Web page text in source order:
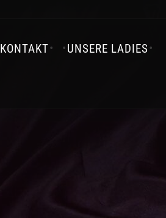
KONTAKT UNSERE LADIES